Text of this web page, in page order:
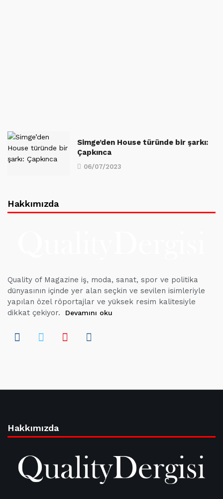
Simge’den House türünde bir şarkı:
Çapkınca
06/07/2023
Hakkımızda
Quality of Magazine iş, moda, sanat, spor ve politika
dünyasının içinde yer alan seçkin ve sevilen isimleriyle
yapılan özel röportajlar ve yüksek resim kalitesiyle
dikkat çekiyor.
Devamını oku
Hakkımızda